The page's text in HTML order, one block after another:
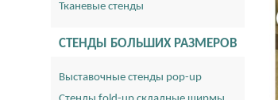
Тканевые стенды
СТЕНДЫ БОЛЬШИХ РАЗМЕРОВ
Выставочные стенды pop-up